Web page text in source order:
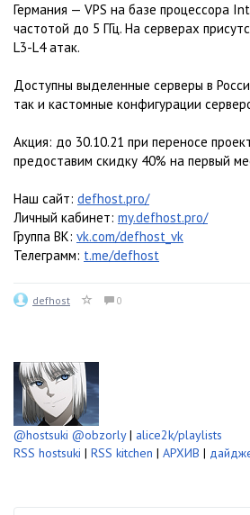
Германия — VPS на базе процессора
частотой до 5 ГГц. На серверах
L3-L4 атак.
Доступны выделенные серверы в
так и кастомные конфигурации
Акция: до 30.10.21 при переносе
предоставим скидку 40% на первый
Наш сайт: defhost.pro/
Личный кабинет: my.defhost.pro/
Группа ВК: vk.com/defhost_vk
Телеграмм: t.me/defhost
defhost 0
@hostsuki @obzorly| alice2k/playlists
RSS hostsuki | RSS kitchen | АРХИВ |